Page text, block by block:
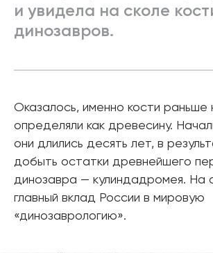
и увидела на сколе
динозавров.
Оказалось, именно кости раньше
определяли как древесину.
они длились десять лет, в
добыть остатки древнейшего
динозавра — кулиндадромея. На
главный вклад России в мировую
«динозаврологию».